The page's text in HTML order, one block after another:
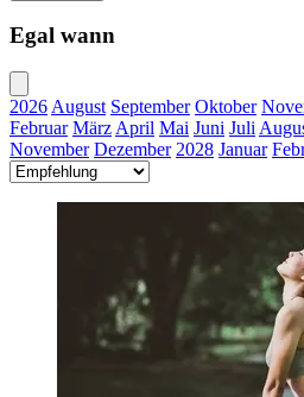
Egal wann
2026 August September Oktober
Februar März April Mai Juni Juli
November Dezember 2028 Januar